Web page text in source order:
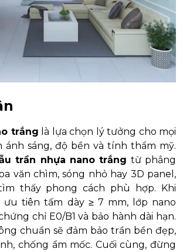
trắng là lựa chọn lý tưởng cho mọi
ánh sáng, độ bền và tính thẩm mỹ.
trần nhựa nano trắng từ phẳng
văn chìm, sóng nhỏ hay 3D panel,
thấy phong cách phù hợp. Khi
ưu tiên tấm dày ≥ 7 mm, lớp nano
chỉ E0/B1 và bảo hành dài hạn.
chuẩn sẽ đảm bảo trần bền đẹp,
chống ẩm mốc. Cuối cùng, đừng